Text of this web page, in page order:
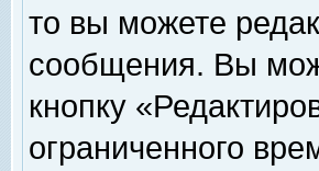
то вы можете
сообщения. Вы
кнопку
ограниченного